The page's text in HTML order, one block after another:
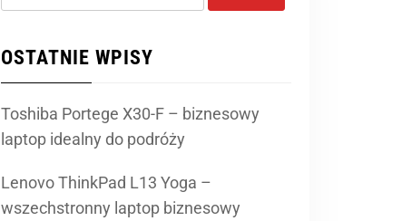
OSTATNIE WPISY
Toshiba Portege X30-F – biznesowy
laptop idealny do podróży
Lenovo ThinkPad L13 Yoga –
wszechstronny laptop biznesowy